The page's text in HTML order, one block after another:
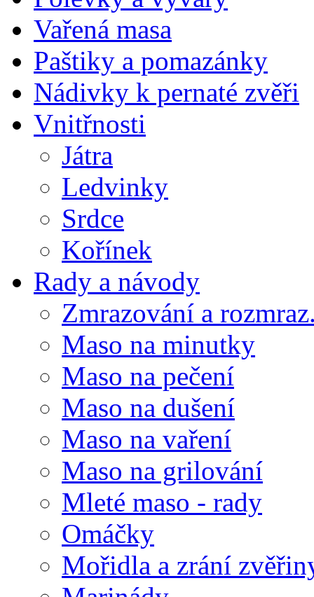
Vařená masa
Paštiky a pomazánky
Nádivky k pernaté zvěři
Vnitřnosti
Játra
Ledvinky
Srdce
Kořínek
Rady a návody
Zmrazování a
Maso na minutky
Maso na pečení
Maso na dušení
Maso na vaření
Maso na grilování
Mleté maso - rady
Omáčky
Mořidla a zrání